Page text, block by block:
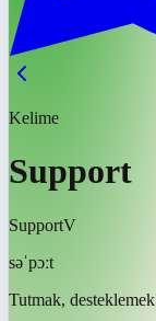
Kelime
Support
SupportV
səˈpɔːt
Tutmak, desteklemek